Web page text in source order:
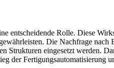
entscheidende Rolle. Diese
Die Nachfrage nach
Strukturen eingesetzt werden.
der Fertigungsautomatisierung